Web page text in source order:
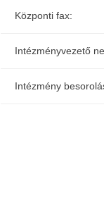
Központi fax:
Intézményvezető
Intézmény